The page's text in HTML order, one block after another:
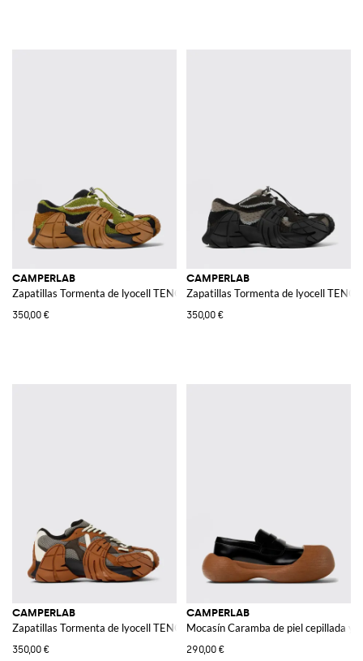
CAMPERLAB
Zapatillas Tormenta de lyocell TENCEL™
350,00 €
CAMPERLAB
Zapatillas Tormenta de lyocell
350,00 €
CAMPERLAB
Zapatillas Tormenta de lyocell TENCEL™
350,00 €
CAMPERLAB
Mocasín Caramba de piel cepillada y
290,00 €